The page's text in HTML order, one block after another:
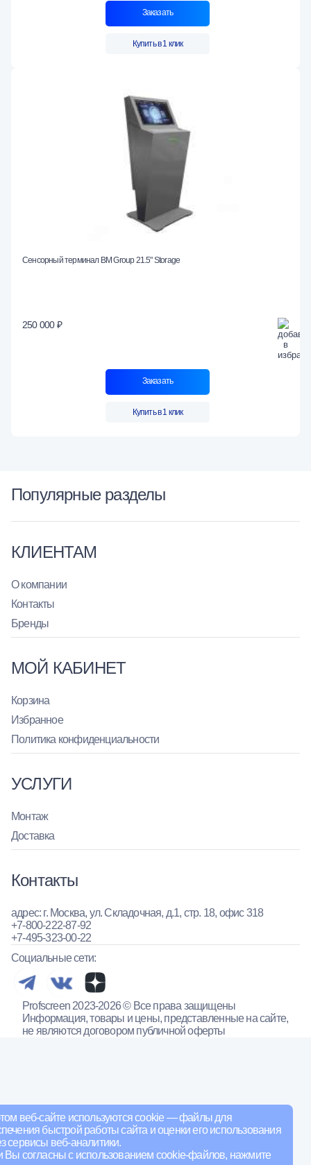
веб-сайте используются cookie — файлы для
быстрой работы сайта и оценки его использования
сервисы веб-аналитики.
Вы согласны с использованием cookie-файлов, нажмите
Заказать
Купить в 1 клик
Сенсорный терминал BM Group 21.5" Storage
250 000 ₽
Заказать
Купить в 1 клик
Популярные разделы
КЛИЕНТАМ
О компании
Контакты
Бренды
МОЙ КАБИНЕТ
Корзина
Избранное
Политика конфиденциальности
УСЛУГИ
Монтаж
Доставка
Контакты
адрес: г. Москва, ул. Складочная, д.1, стр. 18, офис 318
+7-800-222-87-92
+7-495-323-00-22
Социальные сети:
Profscreen 2023-2026 © Все права защищены
Информация, товары и цены, представленные на сайте,
не являются договором публичной оферты